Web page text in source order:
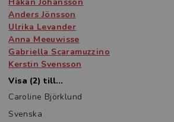
till dem som studerar socialt arbete
ämnen. En väl så
de som arbetar med eller är
det civila samhällets
Anders Jönsson
Ulrika Levander
Anna Meeuwisse
Gabriella Scaramuzzino
Kerstin Svensson
Visa (2) till...
Caroline Björklund
Svenska